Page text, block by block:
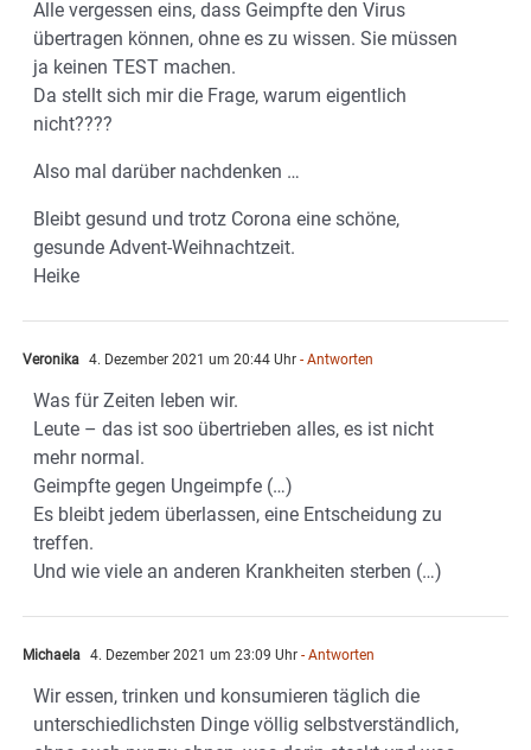
Alle vergessen eins, dass Geimpfte den Virus
übertragen können, ohne es zu wissen. Sie müssen
ja keinen TEST machen.
Da stellt sich mir die Frage, warum eigentlich
nicht????
Also mal darüber nachdenken …
Bleibt gesund und trotz Corona eine schöne,
gesunde Advent-Weihnachtzeit.
Heike
Veronika 4. Dezember 2021 um 20:44 Uhr - Antworten
Was für Zeiten leben wir.
Leute – das ist soo übertrieben alles, es ist nicht
mehr normal.
Geimpfte gegen Ungeimpfe (…)
Es bleibt jedem überlassen, eine Entscheidung zu
treffen.
Und wie viele an anderen Krankheiten sterben (…)
Michaela 4. Dezember 2021 um 23:09 Uhr - Antworten
Wir essen, trinken und konsumieren täglich die
unterschiedlichsten Dinge völlig selbstverständlich,